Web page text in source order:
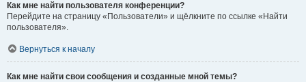
Как мне найти пользователя конференции?
Перейдите на страницу «Пользователи» и щёлкните по ссылке «Найти
пользователя».
Вернуться к началу
Как мне найти свои сообщения и созданные мной темы?